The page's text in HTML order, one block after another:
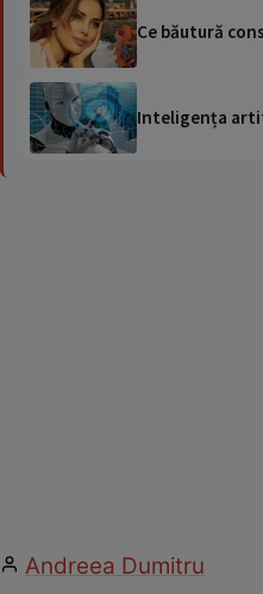
Ce băutură
Inteligența
Andreea Dumitru